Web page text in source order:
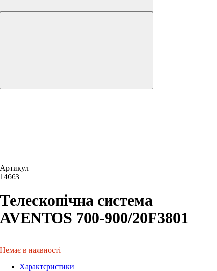
Артикул
14663
Телескопічна система
AVENTOS 700-900/20F3801
Немає в наявності
Характеристики